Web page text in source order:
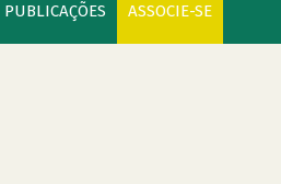
PUBLICAÇÕES ASSOCIE-SE